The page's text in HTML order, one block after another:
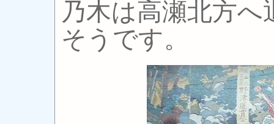
乃木は高瀬北方
そうです。